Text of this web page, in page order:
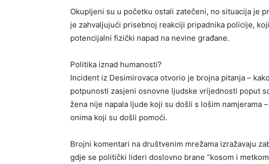
Okupljeni su u početku ostali zatečeni, no situacija je
je zahvaljujući prisebnoj reakciji pripadnika policije,
potencijalni fizički napad na nevine građane.
Politika iznad humanosti?
Incident iz Desimirovaca otvorio je brojna pitanja –
potpunosti zasjeni osnovne ljudske vrijednosti poput
žena nije napala ljude koji su došli s lošim namjerama
onima koji su došli pomoći.
Brojni komentari na društvenim mrežama izražavaju
gdje se politički lideri doslovno brane “kosom i